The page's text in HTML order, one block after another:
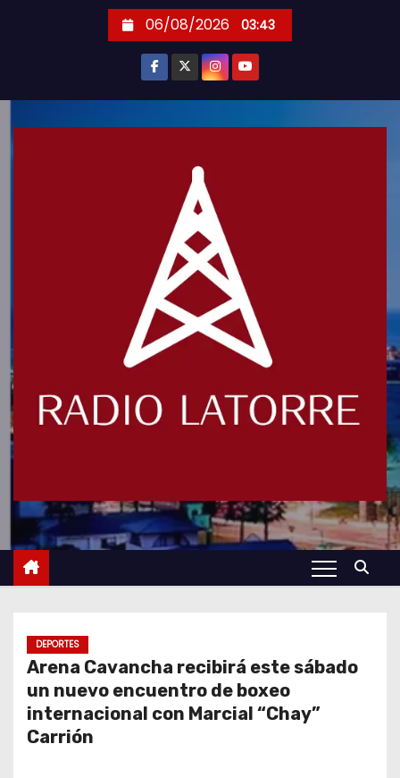
06/08/2026 03:43
DEPORTES
Arena Cavancha recibirá este sábado
un nuevo encuentro de boxeo
internacional con Marcial “Chay”
Carrión